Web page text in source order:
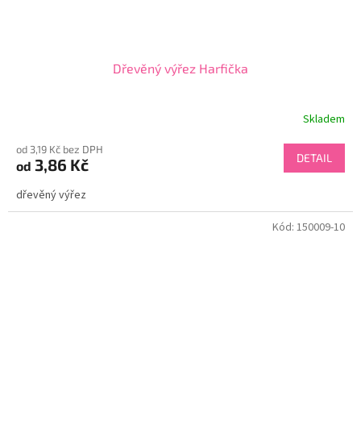
Dřevěný výřez Harfička
Skladem
od 3,19 Kč bez DPH
od 3,86 Kč DETAIL
dřevěný výřez
Kód: 150009-10